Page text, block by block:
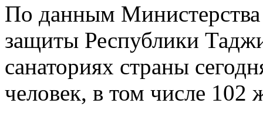
По данным Министерства
защиты Республики
санаториях страны
человек, в том числе